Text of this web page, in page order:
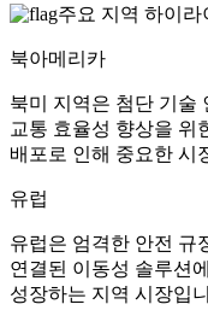
주요 지역 하이라
북아메리카
북미 지역은 첨단 기술
교통 효율성 향상을 위
배포로 인해 중요한 시
유럽
유럽은 엄격한 안전 규
연결된 이동성 솔루션
성장하는 지역 시장입